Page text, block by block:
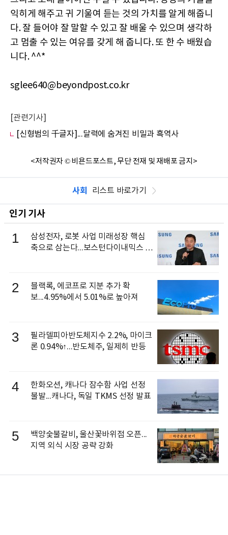
익히게 해주고 귀 기울여 듣는 것의 가치를 알게 해줍니
다. 잘 들어야 잘 말할 수 있고 잘 배울 수 있으며 생각하
고 멈출 수 있는 여유를 갖게 해 줍니다. 또 한 수 배웠습
니다. ^^*
sglee640@beyondpost.co.kr
[관련기사]
[신형범의 千글자]...달력에 숨겨진 비밀과 흑역사
<저작권자 © 비욘드포스트, 무단 전재 및 재배포 금지>
사회 리스트 바로가기
인기 기사
1
삼성전자, 로봇 사업 미래성장 핵심
축으로 삼는다...보스턴다이내믹스 출
2
블랙록, 에코프로 지분 추가 확
보...4.95%에서 5.01%로 높아져
3
필라델피아반도체지수 2.2%, 마이크
론 0.94%↑...반도체주, 일제히 반등
4
한화오션, 캐나다 잠수함 사업 선정
불발...캐나다, 독일 TKMS 선정 발표
5
백양숯불갈비, 울산꽃바위점 오픈...
지역 외식 시장 공략 강화